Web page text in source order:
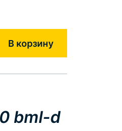
В корзину
bml-d